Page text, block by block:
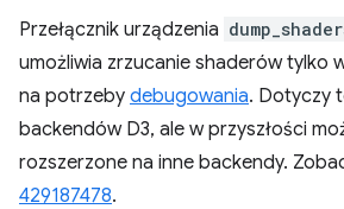
Przełącznik urządzenia
umożliwia zrzucanie shaderów tylko
na potrzeby debugowania. Dotyczy
backendów D3, ale w przyszłości
rozszerzone na inne backendy.
429187478.